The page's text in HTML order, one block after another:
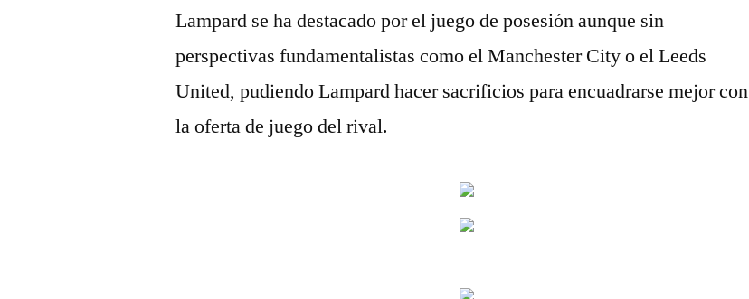
Lampard se ha destacado por el juego de posesión aunque sin
perspectivas fundamentalistas como el Manchester City o el Leeds
United, pudiendo Lampard hacer sacrificios para encuadrarse mejor con
la oferta de juego del rival.